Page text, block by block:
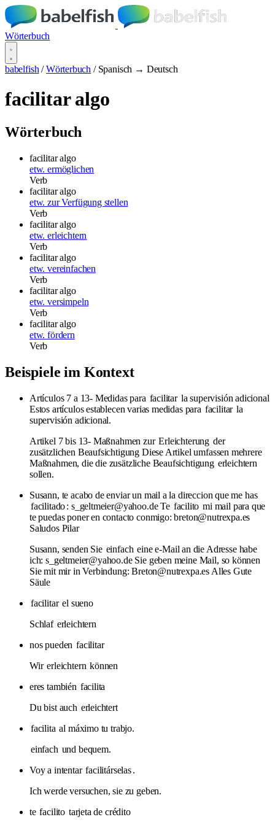
Wörterbuch
babelfish / Wörterbuch / Spanisch → Deutsch
facilitar algo
Wörterbuch
facilitar algo
etw. ermöglichen
Verb
facilitar algo
etw. zur Verfügung stellen
Verb
facilitar algo
etw. erleichtern
Verb
facilitar algo
etw. vereinfachen
Verb
facilitar algo
etw. versimpeln
Verb
facilitar algo
etw. fördern
Verb
Beispiele im Kontext
Artículos 7 a 13- Medidas para facilitar la supervisión adicional
Estos artículos establecen varias medidas para facilitar la
supervisión adicional.
Artikel 7 bis 13- Maßnahmen zur Erleichterung der
zusätzlichen Beaufsichtigung Diese Artikel umfassen mehrere
Maßnahmen, die die zusätzliche Beaufsichtigung erleichtern
sollen.
Susann, te acabo de enviar un mail a la direccion que me has
facilitado: s_geltmeier@yahoo.de Te facilito mi mail para que
te puedas poner en contacto conmigo: breton@nutrexpa.es
Saludos Pilar
Susann, senden Sie einfach eine e-Mail an die Adresse habe
ich: s_geltmeier@yahoo.de Sie geben meine Mail, so können
Sie mit mir in Verbindung: Breton@nutrexpa.es Alles Gute
Säule
facilitar el sueno
Schlaf erleichtern
nos pueden facilitar
Wir erleichtern können
eres también facilita
Du bist auch erleichtert
facilita al máximo tu trabjo.
einfach und bequem.
Voy a intentar facilitárselas.
Ich werde versuchen, sie zu geben.
te facilito tarjeta de crédito